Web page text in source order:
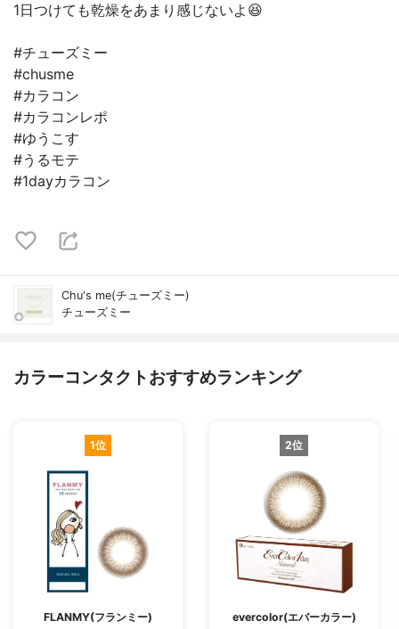
1日つけても乾燥をあまり感じないよ😆
#チューズミー
#chusme
#カラコン
#カラコンレポ
#ゆうこす
#うるモテ
#1dayカラコン
Chu's me(チューズミー)
チューズミー
カラーコンタクトおすすめランキング
1位
FLANMY(フランミー)
2位
evercolor(エバーカラー)